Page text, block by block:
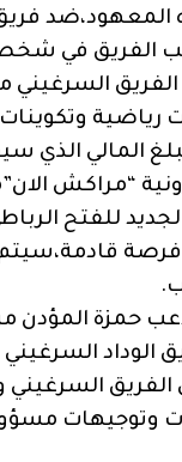
الفريق في شخص
السرغيني
رياضية
المالي الذي
“مراكش
الجديد للفتح
فرصة
السرغيني
وتوجيهات